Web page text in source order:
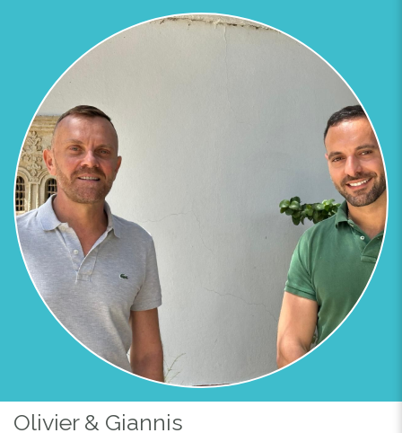
INFINITY POOLS
Previous Next
Olivier & Giannis